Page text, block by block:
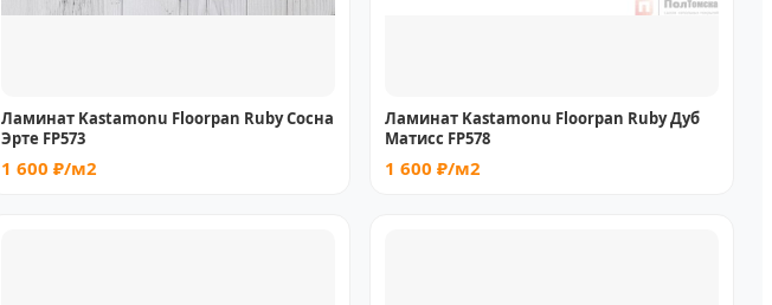
Ламинат Kastamonu Floorpan Ruby Сосна
Эрте FP573
1 600 ₽/м2
Ламинат Kastamonu Floorpan Ruby Дуб
Матисс FP578
1 600 ₽/м2